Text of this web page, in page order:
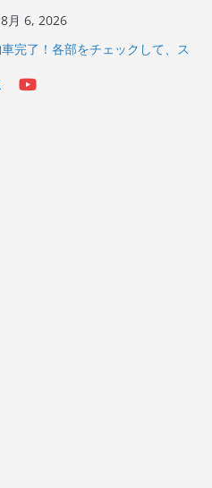
月 6, 2026
完了！各部をチェックして、ス